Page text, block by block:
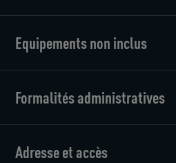
Equipements non inclus
Formalités administratives
Adresse et accès